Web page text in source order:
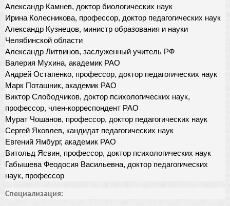
Александр Камнев, доктор биологических наук
Ирина Колесникова, профессор, доктор педагогических наук
Александр Кузнецов, министр образования и науки
Челябинской области
Александр Литвинов, заслуженный учитель РФ
Валерия Мухина, академик РАО
Андрей Остапенко, профессор, доктор педагогических наук
Марк Поташник, академик РАО
Виктор Слободчиков, доктор психологических наук,
профессор, член-корреспондент РАО
Мурат Чошанов, профессор, доктор педагогических наук
Сергей Яковлев, кандидат педагогических наук
Евгений Ямбург, академик РАО
Витольд Ясвин, профессор, доктор психологических наук
Габышева Феодосия Васильевна, доктор педагогических
наук, профессор
Специализация: